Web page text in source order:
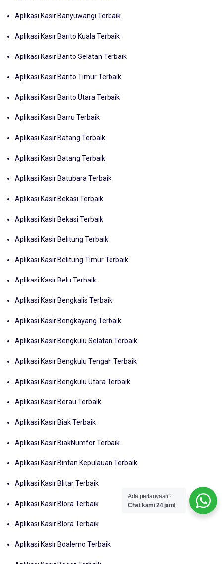
Aplikasi Kasir Banyuwangi Terbaik
Aplikasi Kasir Barito Kuala Terbaik
Aplikasi Kasir Barito Selatan Terbaik
Aplikasi Kasir Barito Timur Terbaik
Aplikasi Kasir Barito Utara Terbaik
Aplikasi Kasir Barru Terbaik
Aplikasi Kasir Batang Terbaik
Aplikasi Kasir Batang Terbaik
Aplikasi Kasir Batubara Terbaik
Aplikasi Kasir Bekasi Terbaik
Aplikasi Kasir Bekasi Terbaik
Aplikasi Kasir Belitung Terbaik
Aplikasi Kasir Belitung Timur Terbaik
Aplikasi Kasir Belu Terbaik
Aplikasi Kasir Bengkalis Terbaik
Aplikasi Kasir Bengkayang Terbaik
Aplikasi Kasir Bengkulu Selatan Terbaik
Aplikasi Kasir Bengkulu Tengah Terbaik
Aplikasi Kasir Bengkulu Utara Terbaik
Aplikasi Kasir Berau Terbaik
Aplikasi Kasir Biak Terbaik
Aplikasi Kasir BiakNumfor Terbaik
Aplikasi Kasir Bintan Kepulauan Terbaik
Aplikasi Kasir Blitar Terbaik
Aplikasi Kasir Blora Terbaik
Aplikasi Kasir Blora Terbaik
Aplikasi Kasir Boalemo Terbaik
Ada pertanyaan?
Chat kami 24 jam!